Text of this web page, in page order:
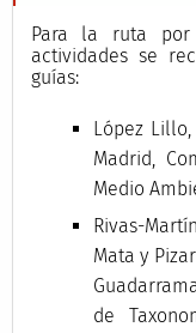
Para la ruta
actividades se
guías:
López
Madrid,
Medio
Rivas-
Mata y
de